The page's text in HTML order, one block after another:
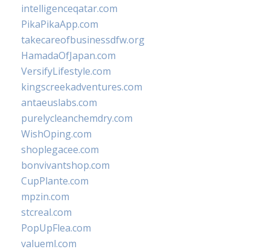
intelligenceqatar.com
PikaPikaApp.com
takecareofbusinessdfw.org
HamadaOfJapan.com
VersifyLifestyle.com
kingscreekadventures.com
antaeuslabs.com
purelycleanchemdry.com
WishOping.com
shoplegacee.com
bonvivantshop.com
CupPlante.com
mpzin.com
stcreal.com
PopUpFlea.com
valueml.com